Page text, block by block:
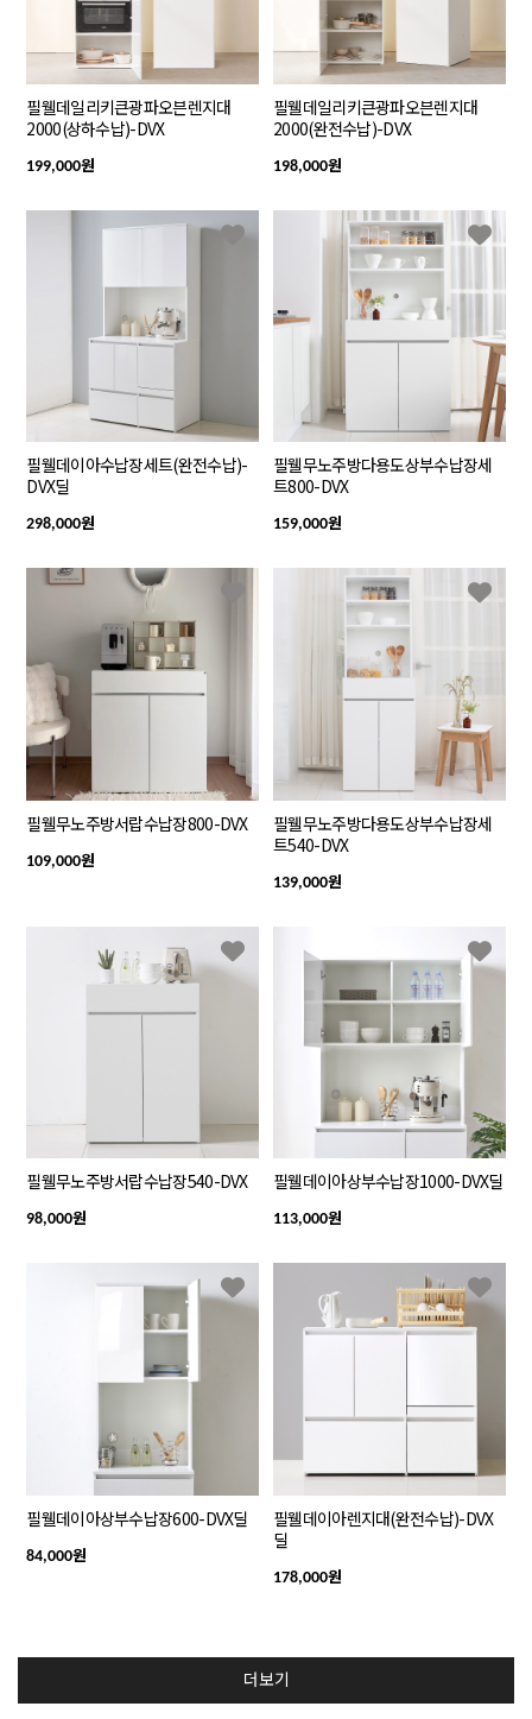
필웰데일리키큰광파오븐렌지대
2000(상하수납)-DVX
199,000원
필웰데일리키큰광파오븐렌지대
2000(완전수납)-DVX
198,000원
필웰데이아수납장세트(완전수납)-
DVX딜
298,000원
필웰무노주방다용도상부수납장세
트800-DVX
159,000원
필웰무노주방서랍수납장800-DVX
109,000원
필웰무노주방다용도상부수납장세
트540-DVX
139,000원
필웰무노주방서랍수납장540-DVX
98,000원
필웰데이아상부수납장1000-DVX딜
113,000원
필웰데이아상부수납장600-DVX딜
84,000원
필웰데이아렌지대(완전수납)-DVX
딜
178,000원
더보기